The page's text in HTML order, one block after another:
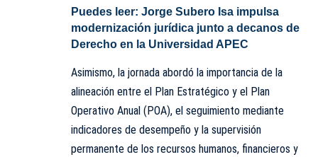
Puedes leer: Jorge Subero Isa impulsa
modernización jurídica junto a decanos de
Derecho en la Universidad APEC
Asimismo, la jornada abordó la importancia de la
alineación entre el Plan Estratégico y el Plan
Operativo Anual (POA), el seguimiento mediante
indicadores de desempeño y la supervisión
permanente de los recursos humanos, financieros y